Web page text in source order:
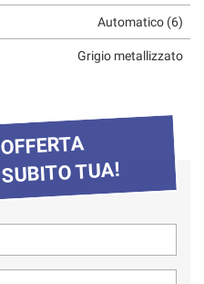
Automatico (6)
Grigio metallizzato
TUA!